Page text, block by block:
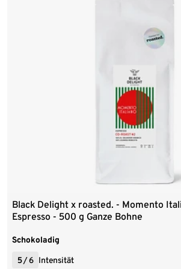
Black Delight x roasted. - Momento
Espresso - 500 g Ganze Bohne
Schokoladig
5/6 Intensität